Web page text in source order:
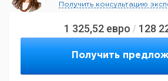
1 325,52 евро / 128
Получить
Получить консультацию